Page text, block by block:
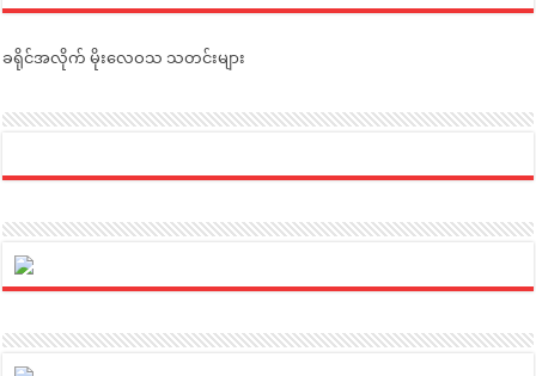
ခရိုင်အလိုက် မိုးလေဝသ သတင်းများ